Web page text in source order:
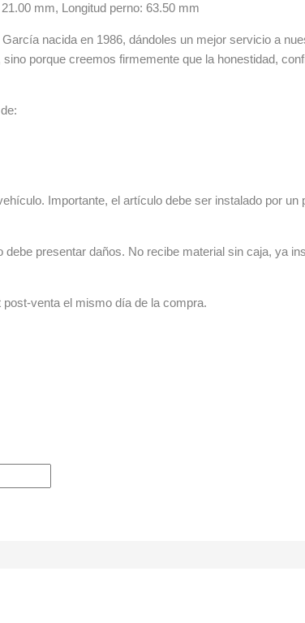
mm, Longitud perno: 63.50 mm
nacida en 1986, dándoles un mejor servicio a
porque creemos firmemente que la honestidad,
Importante, el artículo debe ser instalado por un
presentar daños. No recibe material sin caja, ya
venta el mismo día de la compra.